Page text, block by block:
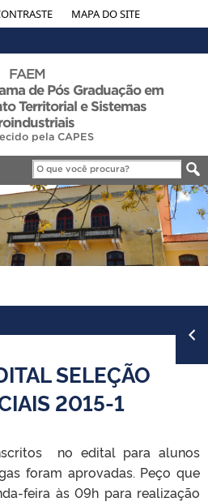
MAPA DO SITE
FAEM
de Pós Graduação em
Territorial e Sistemas
pela CAPES
SELEÇÃO
2015-1
no edital para alunos
foram aprovadas. Peço que
feira às 09h para realização